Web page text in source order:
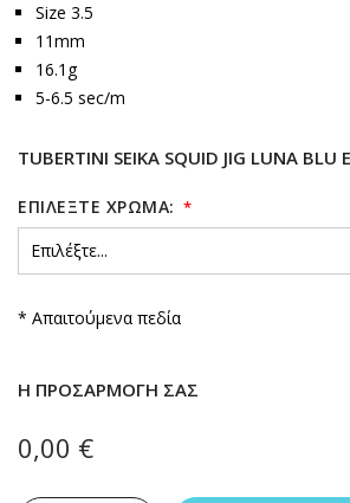
Size 3.5
11mm
16.1g
5-6.5 sec/m
TUBERTINI SEIKA SQUID JIG LUNA BLU
ΕΠΙΛΈΞΤΕ ΧΡΏΜΑ:
* Απαιτούμενα πεδία
Η ΠΡΟΣΑΡΜΟΓΉ ΣΑΣ
0,00 €